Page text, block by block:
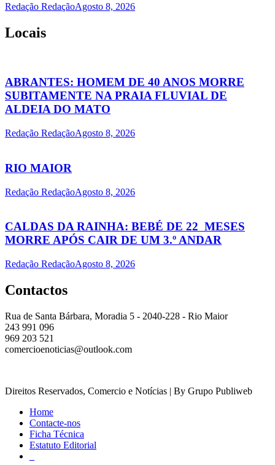
Redação RedaçãoAgosto 8, 2026
Locais
ABRANTES: HOMEM DE 40 ANOS MORRE
SUBITAMENTE NA PRAIA FLUVIAL DE
ALDEIA DO MATO
Redação RedaçãoAgosto 8, 2026
RIO MAIOR
Redação RedaçãoAgosto 8, 2026
CALDAS DA RAINHA: BEBÉ DE 22 MESES
MORRE APÓS CAIR DE UM 3.º ANDAR
Redação RedaçãoAgosto 8, 2026
Contactos
Rua de Santa Bárbara, Moradia 5 - 2040-228 - Rio Maior
243 991 096
969 203 521
comercioenoticias@outlook.com
Direitos Reservados, Comercio e Notícias | By Grupo Publiweb
Home
Contacte-nos
Ficha Técnica
Estatuto Editorial